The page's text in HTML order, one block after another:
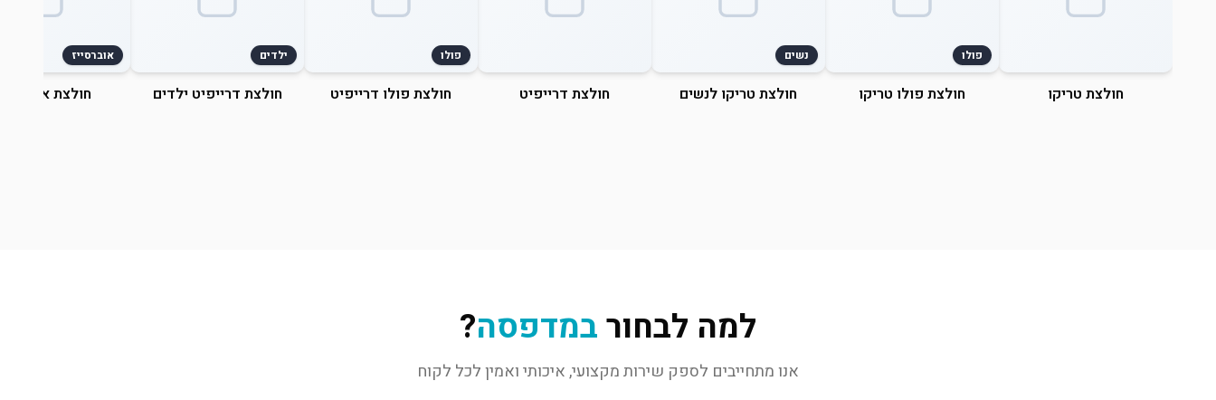
חולצת טריקו
פולו
חולצת פולו טריקו
נשים
חולצת טריקו לנשים חולצת דרייפיט
פולו
חולצת פולו דרייפיט
ילדים
חולצת דרייפיט ילדים
אוברסייז
חולצת
למה לבחורבמדפסה?
אנו מתחייבים לספק שירות מקצועי, איכותי ואמין לכל לקוח